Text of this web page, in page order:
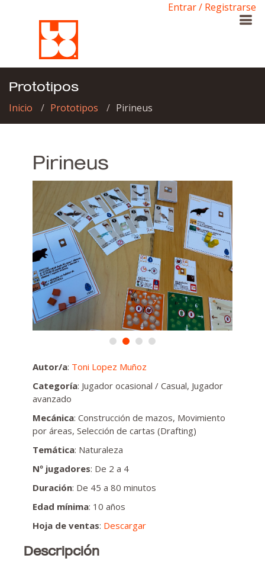
Entrar / Registrarse
Prototipos
Inicio Prototipos Pirineus
Pirineus
Autor/a: Toni Lopez Muñoz
Categoría: Jugador ocasional / Casual, Jugador
avanzado
Mecánica: Construcción de mazos, Movimiento
por áreas, Selección de cartas (Drafting)
Temática: Naturaleza
Nº jugadores: De 2 a 4
Duración: De 45 a 80 minutos
Edad mínima: 10 años
Hoja de ventas: Descargar
Descripción